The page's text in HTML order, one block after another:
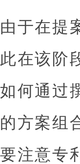
由于在提
此在该阶
如何通过
的方案组
要注意专